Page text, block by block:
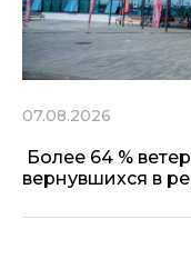
07.08.2026
Более 64 %
вернувшихся в